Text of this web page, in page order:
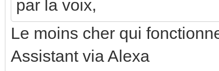
par la voix,
Le moins cher qui
Assistant via Alexa